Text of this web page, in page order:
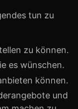
tun zu
zu können.
es wünschen.
können.
und